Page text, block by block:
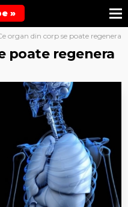
»
organ din corp se poate regenera
poate regenera